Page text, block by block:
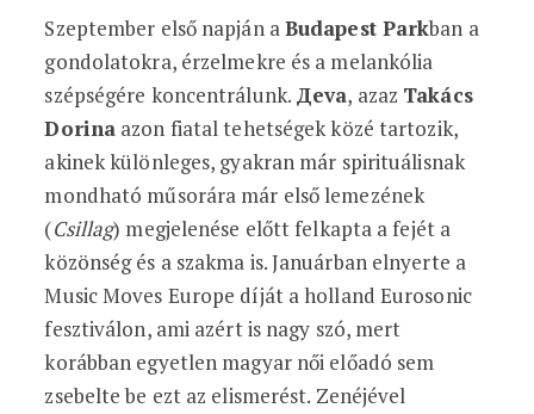
Szeptember első napján aBudapest Parkban a
gondolatokra, érzelmekre és a melankólia
szépségére koncentrálunk. Дeva, azaz Takács
Dorina azon fiatal tehetségek közé tartozik,
akinek különleges, gyakran már spirituálisnak
mondható műsorára már első lemezének
(Csillag) megjelenése előtt felkapta a fejét a
közönség és a szakma is. Januárban elnyerte a
Music Moves Europe díját a holland Eurosonic
fesztiválon, ami azért is nagy szó, mert
korábban egyetlen magyar női előadó sem
zsebelte be ezt az elismerést. Zenéjével